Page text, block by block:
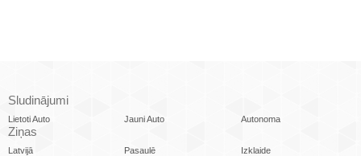
Sludinājumi
Lietoti Auto Jauni Auto Autonoma
Ziņas
Latvijā Pasaulē
Izklaide